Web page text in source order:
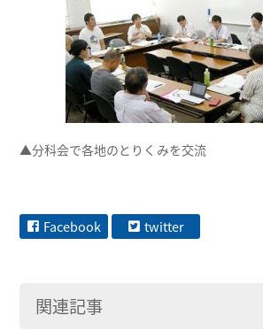
▲分科会で各地のとりくみを交流
Facebook twitter
関連記事